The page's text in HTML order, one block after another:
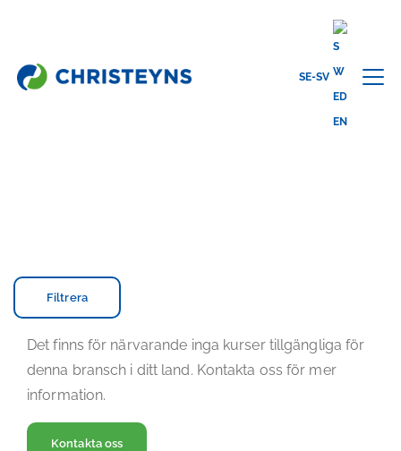
SE-SV
Home Akademin Utbildning inom professionell rengöring
Filtrera
Det finns för närvarande inga kurser tillgängliga för
denna bransch i ditt land. Kontakta oss för mer
information.
Kontakta oss